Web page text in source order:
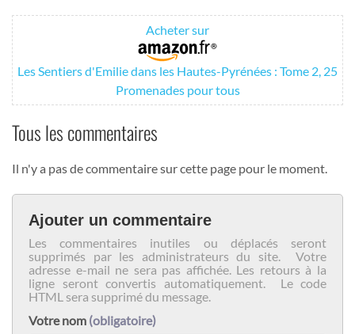
Acheter sur
Les Sentiers d'Emilie dans les Hautes-Pyrénées : Tome 2, 25
Promenades pour tous
Tous les commentaires
Il n'y a pas de commentaire sur cette page pour le moment.
Ajouter un commentaire
Les commentaires inutiles ou déplacés seront
supprimés par les administrateurs du site. Votre
adresse e-mail ne sera pas affichée. Les retours à la
ligne seront convertis automatiquement. Le code
HTML sera supprimé du message.
Votre nom (obligatoire)